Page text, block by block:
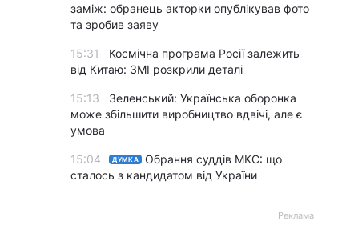
заміж: обранець акторки опублікував фото
та зробив заяву
15:31
Космічна програма Росії залежить
від Китаю: ЗМІ розкрили деталі
15:13
Зеленський: Українська оборонка
може збільшити виробництво вдвічі, але є
умова
15:04 ДУМКА
Обрання суддів МКС: що
сталось з кандидатом від України
Реклама